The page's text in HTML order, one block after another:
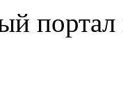
портал